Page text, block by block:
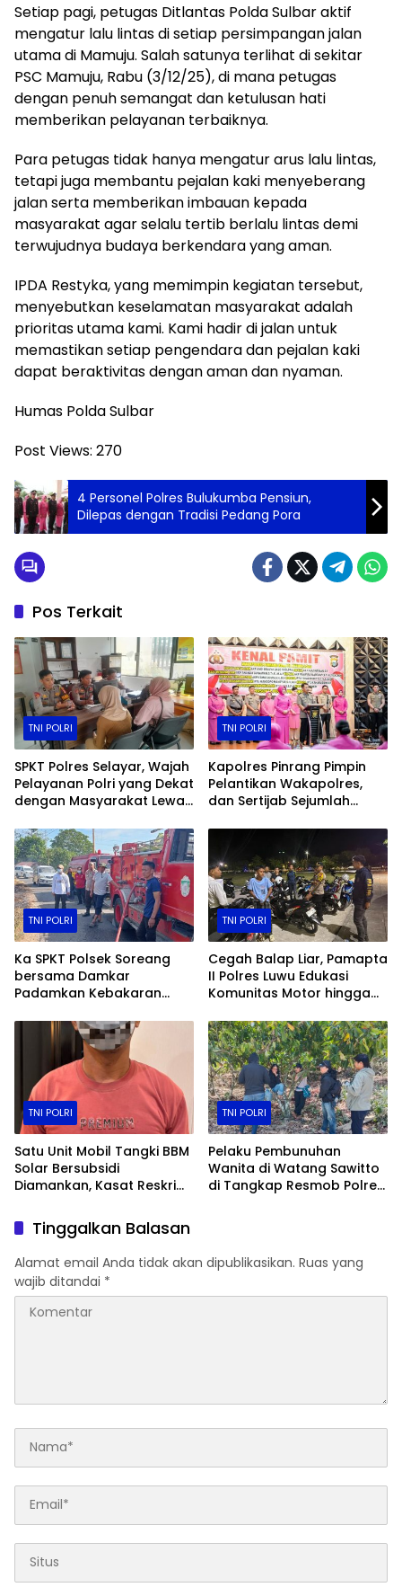
Setiap pagi, petugas Ditlantas Polda Sulbar aktif
mengatur lalu lintas di setiap persimpangan jalan
utama di Mamuju. Salah satunya terlihat di sekitar
PSC Mamuju, Rabu (3/12/25), di mana petugas
dengan penuh semangat dan ketulusan hati
memberikan pelayanan terbaiknya.
Para petugas tidak hanya mengatur arus lalu lintas,
tetapi juga membantu pejalan kaki menyeberang
jalan serta memberikan imbauan kepada
masyarakat agar selalu tertib berlalu lintas demi
terwujudnya budaya berkendara yang aman.
IPDA Restyka, yang memimpin kegiatan tersebut,
menyebutkan keselamatan masyarakat adalah
prioritas utama kami. Kami hadir di jalan untuk
memastikan setiap pengendara dan pejalan kaki
dapat beraktivitas dengan aman dan nyaman.
Humas Polda Sulbar
Post Views: 270
4 Personel Polres Bulukumba Pensiun,
Dilepas dengan Tradisi Pedang Pora
Pos Terkait
TNI POLRI
SPKT Polres Selayar, Wajah
Pelayanan Polri yang Dekat
dengan Masyarakat Lewat
TNI POLRI
Kapolres Pinrang Pimpin
Pelantikan Wakapolres,
dan Sertijab Sejumlah
TNI POLRI
Ka SPKT Polsek Soreang
bersama Damkar
Padamkan Kebakaran
TNI POLRI
Cegah Balap Liar, Pamapta
II Polres Luwu Edukasi
Komunitas Motor hingga
TNI POLRI
Satu Unit Mobil Tangki BBM
Solar Bersubsidi
Diamankan, Kasat Reskrim
Hukum Berjalan
Transparan​
TNI POLRI
Pelaku Pembunuhan
Wanita di Watang Sawitto
di Tangkap Resmob Polres
Tinggalkan Balasan
Alamat email Anda tidak akan dipublikasikan. Ruas yang
wajib ditandai *